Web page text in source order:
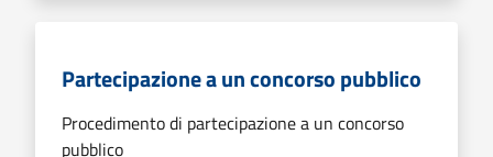
Partecipazione a un concorso pubblico
Procedimento di partecipazione a un concorso
pubblico